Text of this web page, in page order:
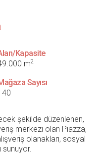
Kapasite
m2
Sayısı
şekilde düzenlenen,
merkezi olan Piazza,
olanakları, sosyal
sunuyor.